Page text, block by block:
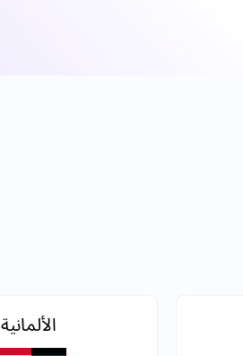
الألمانية